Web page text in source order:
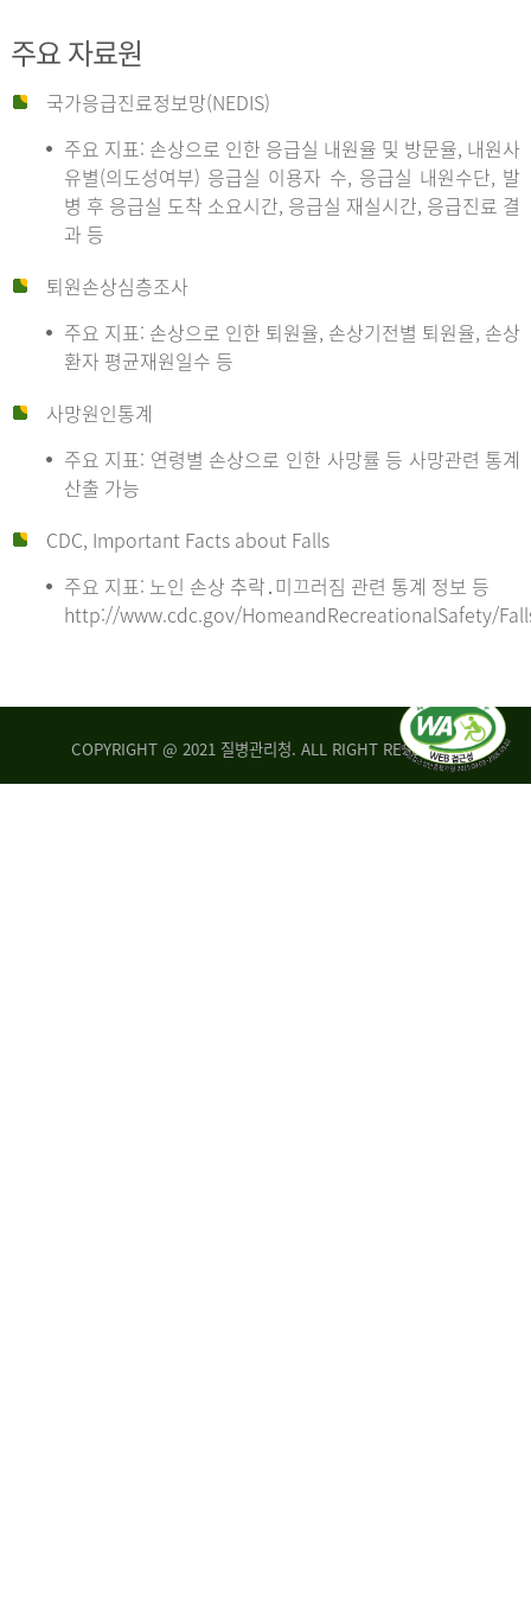
주요 자료원
국가응급진료정보망(NEDIS)
주요 지표: 손상으로 인한 응급실 내원율 및 방문율, 내원사
유별(의도성여부) 응급실 이용자 수, 응급실 내원수단, 발
병 후 응급실 도착 소요시간, 응급실 재실시간, 응급진료 결
과 등
퇴원손상심층조사
주요 지표: 손상으로 인한 퇴원율, 손상기전별 퇴원율, 손상
환자 평균재원일수 등
사망원인통계
주요 지표: 연령별 손상으로 인한 사망률 등 사망관련 통계
산출 가능
CDC, Important Facts about Falls
주요 지표: 노인 손상 추락․미끄러짐 관련 통계 정보 등
http://www.cdc.gov/HomeandRecreationalSafety/
COPYRIGHT @ 2021 질병관리청. ALL RIGHT RESERVED